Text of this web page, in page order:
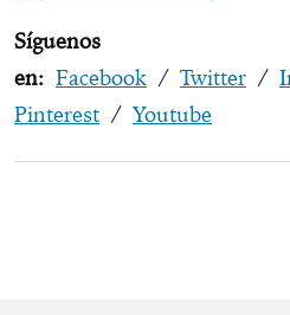
Síguenos
en: Facebook / Twitter /
Pinterest / Youtube